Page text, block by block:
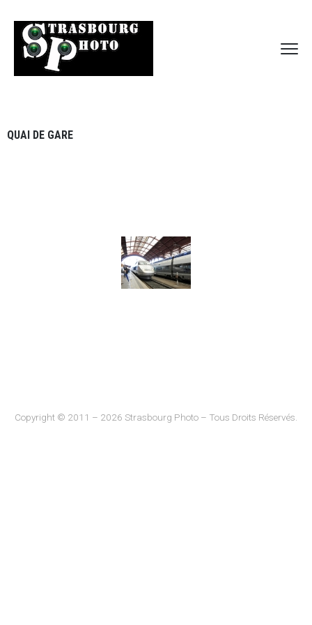
QUAI DE GARE
Copyright © 2011 – 2026 Strasbourg Photo – Tous Droits Réservés.